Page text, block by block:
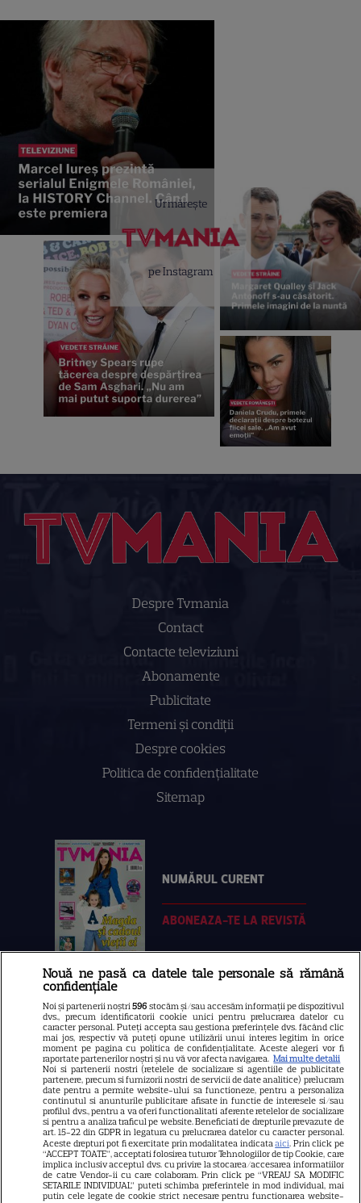
Urmărește
pe Instagram
Despre Tvmania
Contact
Contacte televiziuni
Abonamente
Publicitate
Termeni și condiții
Despre cookies
Politica de confidenţialitate
Sitemap
NUMĂRUL CURENT
ABONEAZA-TE LA REVISTĂ
Libertatea
Libertatea pentru femei
GSP
Știri mondene
Avantaje
Elle
Unica
Retete practice
Nouă ne pasă ca datele tale personale să rămână
confidențiale
Noi și partenerii noștri596 stocăm și/sau accesăm informații pe dispozitivul
dvs., precum identificatorii cookie unici pentru prelucrarea datelor cu
caracter personal. Puteți accepta sau gestiona preferințele dvs. făcând clic
mai jos, respectiv vă puteți opune utilizării unui interes legitim în orice
moment pe pagina cu politica de confidențialitate. Aceste alegeri vor fi
raportate partenerilor noștri și nu vă vor afecta navigarea. Mai multe detalii
Noi si partenerii nostri (retelele de socializare si agentiile de publicitate
partenere, precum si furnizorii nostri de servicii de date analitice) prelucram
date pentru a permite website-ului sa functioneze, pentru a personaliza
continutul si anunturile publicitare afisate in functie de interesele si/sau
profilul dvs., pentru a va oferi functionalitati aferente retelelor de socializare
si pentru a analiza traficul pe website. Beneficiati de drepturile prevazute de
art. 15-22 din GDPR in legatura cu prelucrarea datelor cu caracter personal.
Aceste drepturi pot fi exercitate prin modalitatea indicataaici. Prin click pe
“ACCEPT TOATE”, acceptati folosirea tuturor Tehnologiilor de tip Cookie, care
implica inclusiv acceptul dvs. cu privire la stocarea/accesarea informatiilor
de catre Vendor-ii cu care colaboram. Prin click pe “VREAU SA MODIFIC
SETARILE INDIVIDUAL” puteti schimba preferintele in mod individual, mai
putin cele legate de cookie strict necesare pentru functionarea website-